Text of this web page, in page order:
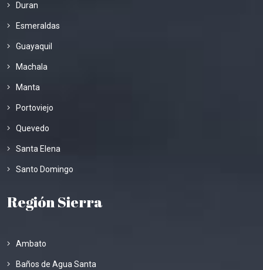
Duran
Esmeraldas
Guayaquil
Machala
Manta
Portoviejo
Quevedo
Santa Elena
Santo Domingo
Región Sierra
Ambato
Baños de Agua Santa